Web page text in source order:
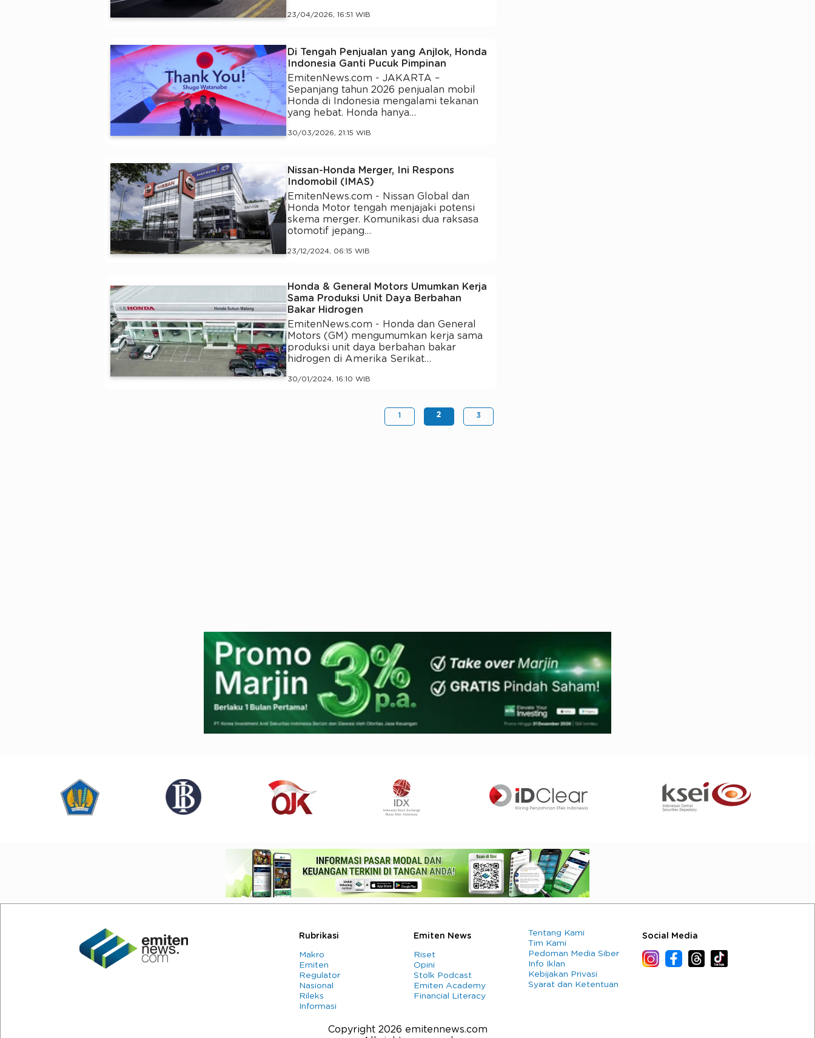
23/04/2026, 16:51 WIB
Di Tengah Penjualan yang Anjlok, Honda
Indonesia Ganti Pucuk Pimpinan
EmitenNews.com - JAKARTA –
Sepanjang tahun 2026 penjualan mobil
Honda di Indonesia mengalami tekanan
yang hebat. Honda hanya…
30/03/2026, 21:15 WIB
Nissan-Honda Merger, Ini Respons
Indomobil (IMAS)
EmitenNews.com - Nissan Global dan
Honda Motor tengah menjajaki potensi
skema merger. Komunikasi dua raksasa
otomotif jepang…
23/12/2024, 06:15 WIB
Honda & General Motors Umumkan Kerja
Sama Produksi Unit Daya Berbahan
Bakar Hidrogen
EmitenNews.com - Honda dan General
Motors (GM) mengumumkan kerja sama
produksi unit daya berbahan bakar
hidrogen di Amerika Serikat…
30/01/2024, 16:10 WIB
1 2 3
Rubrikasi
Makro
Emiten
Regulator
Nasional
Rileks
Informasi
Emiten News
Riset
Opini
Stolk Podcast
Emiten Academy
Financial Literacy
Tentang Kami
Tim Kami
Pedoman Media Siber
Info Iklan
Kebijakan Privasi
Syarat dan Ketentuan
Social Media
Copyright 2026 emitennews.com